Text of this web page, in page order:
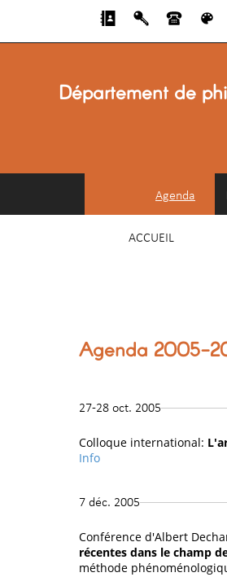
Département de
Agenda
ACCUEIL
Agenda 2005-
27-28 oct. 2005
Colloque international:
Info
7 déc. 2005
Conférence d'Albert
récentes dans le champ
méthode